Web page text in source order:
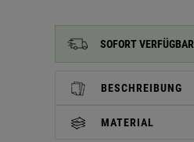
SOFORT VERFÜGBAR
BESCHREIBUNG
MATERIAL